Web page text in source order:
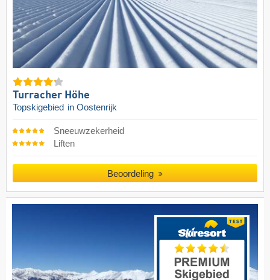
Turracher Höhe
Topskigebied in Oostenrijk
Sneeuwzekerheid
Liften
Beoordeling